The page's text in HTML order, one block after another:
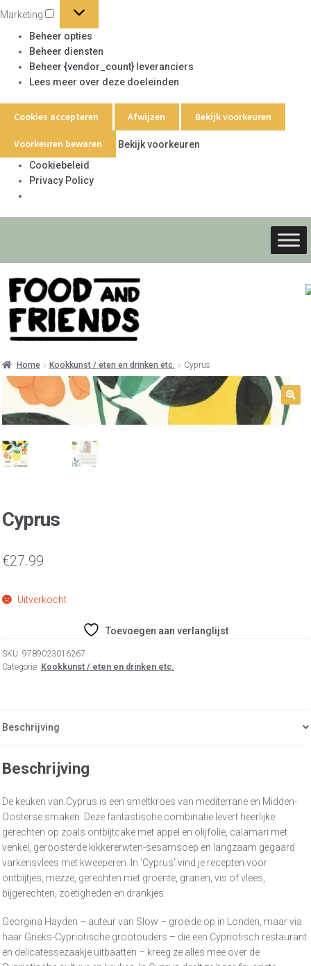
Marketing
Marketing
Beheer opties
Beheer diensten
Beheer {vendor_count} leveranciers
Lees meer over deze doeleinden
Cookies accepteren Afwijzen Bekijk voorkeuren
Voorkeuren bewaren
Bekijk voorkeuren
Cookiebeleid
Privacy Policy
Ga
door
naar
Ga
naar
de
Home Kookkunst / eten en drinken etc. Cyprus
Cyprus
€27.99
Uitverkocht
Toevoegen aan verlanglijst
SKU: 9789023016267
Categorie: Kookkunst / eten en drinken etc.
Beschrijving
Beschrijving
De keuken van Cyprus is een smeltkroes van mediterrane en Midden-
Oosterse smaken. Deze fantastische combinatie levert heerlijke
gerechten op zoals ontbijtcake met appel en olijfolie, calamari met
venkel, geroosterde kikkererwten-sesamsoep en langzaam gegaard
varkensvlees met kweeperen. In ‘Cyprus’ vind je recepten voor
ontbijtjes, mezze, gerechten met groente, granen, vis of vlees,
bijgerechten, zoetigheden en drankjes.
Georgina Hayden – auteur van Slow – groeide op in Londen, maar via
haar Grieks-Cypriotische grootouders – die een Cypriotisch restaurant
en delicatessezaakje uitbaatten – kreeg ze alles mee over de